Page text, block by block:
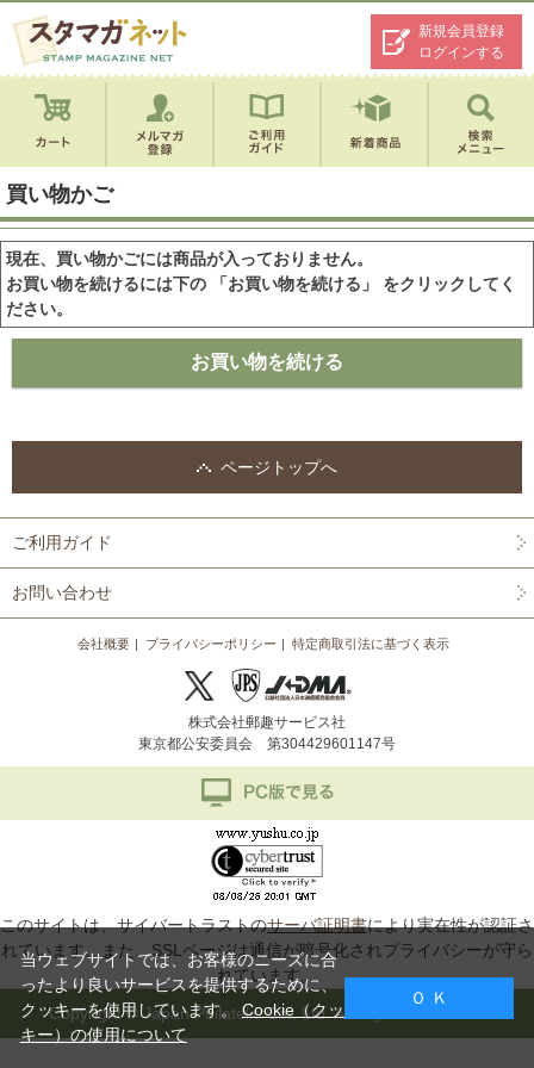
新規会員登録
ログインする
買い物かご
現在、買い物かごには商品が入っておりません。
お買い物を続けるには下の 「お買い物を続ける」 をクリックしてく
ださい。
ページトップへ
ご利用ガイド
お問い合わせ
会社概要 プライバシーポリシー 特定商取引法に基づく表示
株式会社郵趣サービス社
東京都公安委員会 第304429601147号
このサイトは、サイバートラストのサーバ証明書により実在性が認証さ
れています。また、SSLページは通信が暗号化されプライバシーが守ら
れています。
Copyright © Japan Philatelic Co., Ltd. All Rights Reserved.
当ウェブサイトでは、お客様のニーズに合
ったより良いサービスを提供するために、
クッキーを使用しています。Cookie（クッ
キー）の使用について
Ｏ Ｋ